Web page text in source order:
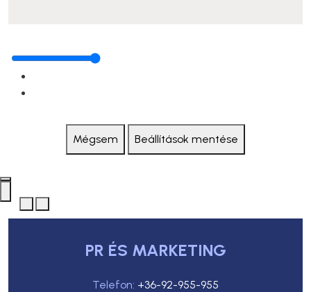
Mégsem Beállítások mentése
PR ÉS MARKETING
Telefon: +36-92-955-955